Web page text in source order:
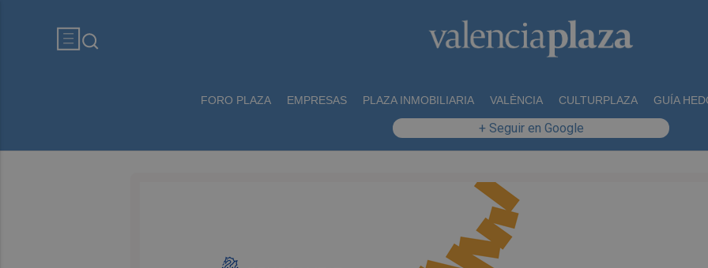
FORO PLAZA EMPRESAS PLAZA INMOBILIARIA VALÈNCIA CULTURPLAZA GUÍA
+ Seguir en Google